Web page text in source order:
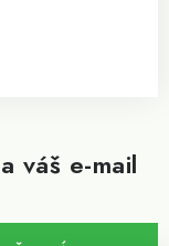
váš e-mail